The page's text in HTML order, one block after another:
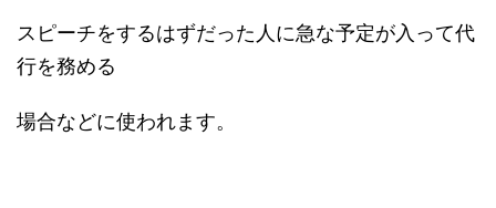
スピーチをするはずだった人に急な予定が入って代
行を務める
場合などに使われます。